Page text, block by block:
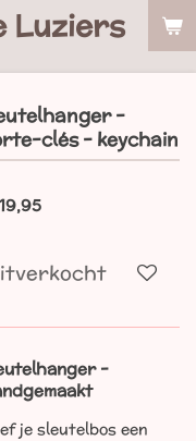
Luziers
-
clés - keychain
-
je sleutelbos een